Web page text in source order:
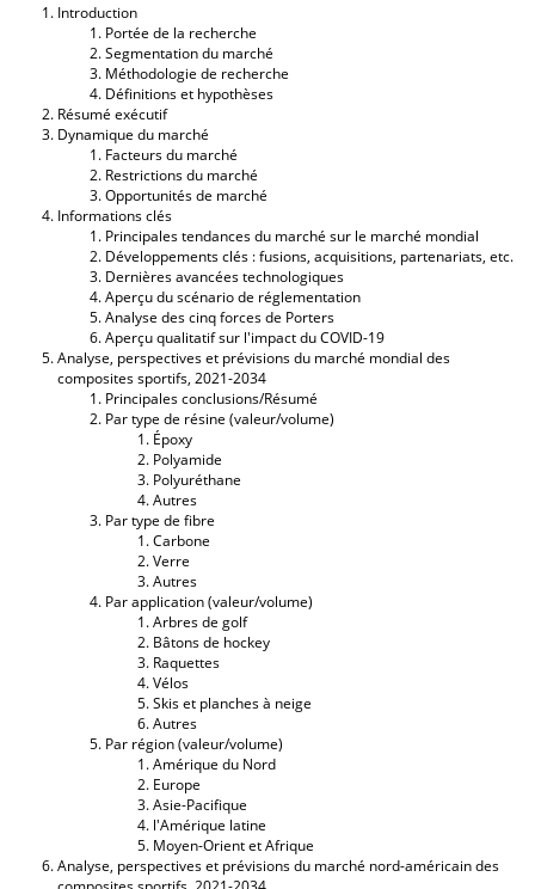
Introduction
Portée de la recherche
Segmentation du marché
Méthodologie de recherche
Définitions et hypothèses
Résumé exécutif
Dynamique du marché
Facteurs du marché
Restrictions du marché
Opportunités de marché
Informations clés
Principales tendances du marché sur le marché mondial
Développements clés : fusions, acquisitions, partenariats, etc.
Dernières avancées technologiques
Aperçu du scénario de réglementation
Analyse des cinq forces de Porters
Aperçu qualitatif sur l'impact du COVID-19
Analyse, perspectives et prévisions du marché mondial des
composites sportifs, 2021-2034
Principales conclusions/Résumé
Par type de résine (valeur/volume)
Époxy
Polyamide
Polyuréthane
Autres
Par type de fibre
Carbone
Verre
Autres
Par application (valeur/volume)
Arbres de golf
Bâtons de hockey
Raquettes
Vélos
Skis et planches à neige
Autres
Par région (valeur/volume)
Amérique du Nord
Europe
Asie-Pacifique
l'Amérique latine
Moyen-Orient et Afrique
Analyse, perspectives et prévisions du marché nord-américain des